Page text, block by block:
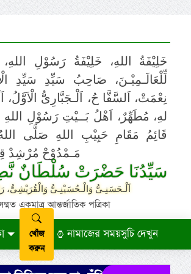
خَلِيْفَةُ اللهِ، خَلِيْفَةُ رَسُوْلِ
لِّلْعَالَـمِيْـنَ، صَاحِبُ سَيِّدِ سَيِّدِ
نِعْمَتْ، اَلسَّفَّا حُ، اَلْـجَبَّارِىُّ الْاَوَّلُ،
لهِ، مُطَهِّرٌ، اَهْلُ بَــيْتِ رَسُوْلِ
قَائِمُ مَقَامِ حَبِيْبِ اللهِ صَلَّى
مَـمْدُوْحْ مُرْشِدْ
سَيِّدُنَا حَضْرَتْ سُلْطَانٌ
اَلْـحَسَنِـىُّ وَالْـحُسَيْنِـىُّ وَالْقُرَيْشِىُّ،
একমাত্র আন্তর্জাতিক পত্রিকা
খোঁজ
করুন
নামাজের সময়সুচি দেখুন